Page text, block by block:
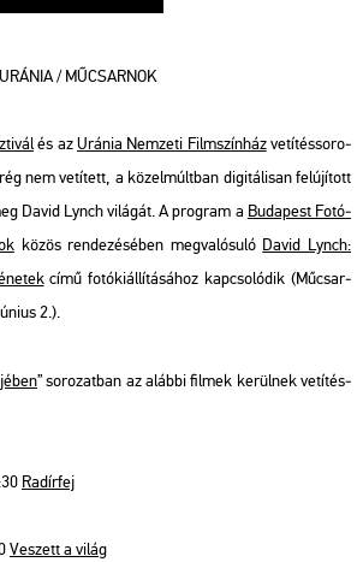
/ MŰ­CSAR­NOK
és azUrá­nia Nem­ze­ti Film­szín­házve­tí­tés­so­ro­
nem ve­tí­tett, a kö­zel­múlt­ban di­gi­tá­li­san fel­újí­tott
David Lynch vi­lá­gát. A prog­ram a Bu­da­pest Fo­tó­
közös ren­de­zé­sé­ben meg­va­ló­su­ló David Lynch:
című fo­tó­ki­ál­lí­tá­sá­hoz kap­cso­ló­dik (Mű­csar­
2.).
” so­ro­zat­ban az aláb­bi fil­mek ke­rül­nek ve­tí­tés­
Ra­dír­fej
Ve­szett a világ